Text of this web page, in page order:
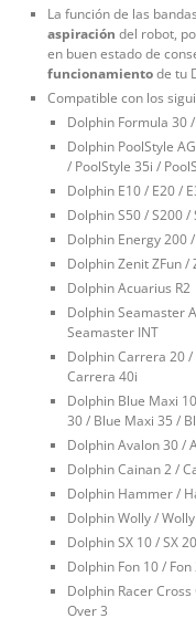
La función de las
aspiración del robot,
en buen estado de
funcionamientode tu
Compatible con los
Dolphin Formula 30
Dolphin PoolStyle
/ PoolStyle 35i /
Dolphin E10 / E20 /
Dolphin S50 / S200 /
Dolphin Energy 200
Dolphin Zenit ZFun /
Dolphin Acuarius R2
Dolphin Seamaster
Seamaster INT
Dolphin Carrera 20
Carrera 40i
Dolphin Blue Maxi
30 / Blue Maxi 35 /
Dolphin Avalon 30 /
Dolphin Cainan 2 /
Dolphin Hammer /
Dolphin Wolly /
Dolphin SX 10 / SX
Dolphin Fon 10 /
Dolphin Racer
Over 3